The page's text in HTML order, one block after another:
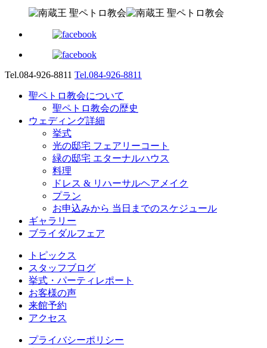
Tel.084-926-8811 Tel.084-926-8811
聖ペトロ教会について
聖ペトロ教会の歴史
ウェディング詳細
挙式
光の邸宅 フェアリーコート
緑の邸宅 エターナルハウス
料理
ドレス & リハーサルヘアメイク
プラン
お申込みから 当日までのスケジュール
ギャラリー
ブライダルフェア
トピックス
スタッフブログ
挙式・パーティレポート
お客様の声
来館予約
アクセス
プライバシーポリシー